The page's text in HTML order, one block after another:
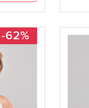
-62%